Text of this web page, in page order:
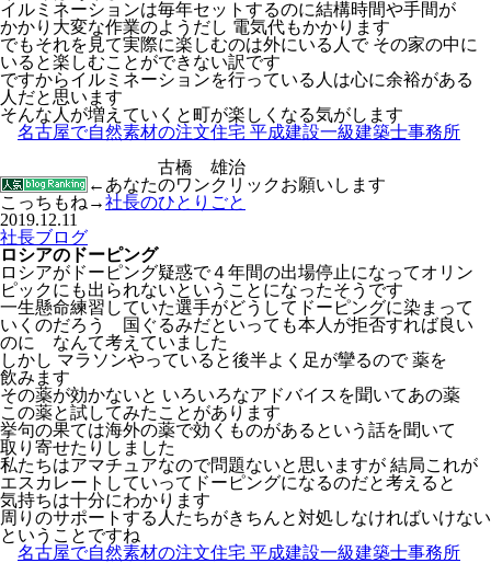
イルミネーションは毎年セットするのに結構時間や手間が
かかり大変な作業のようだし 電気代もかかります
でもそれを見て実際に楽しむのは外にいる人で その家の中に
いると楽しむことができない訳です
ですからイルミネーションを行っている人は心に余裕がある
人だと思います
そんな人が増えていくと町が楽しくなる気がします
名古屋で自然素材の注文住宅 平成建設一級建築士事務所
古橋 雄治
←あなたのワンクリックお願いします
こっちもね→社長のひとりごと
2019.12.11
社長ブログ
ロシアのドーピング
ロシアがドーピング疑惑で４年間の出場停止になってオリン
ピックにも出られないということになったそうです
一生懸命練習していた選手がどうしてドーピングに染まって
いくのだろう 国ぐるみだといっても本人が拒否すれば良い
のに なんて考えていました
しかし マラソンやっていると後半よく足が攣るので 薬を
飲みます
その薬が効かないと いろいろなアドバイスを聞いてあの薬
この薬と試してみたことがあります
挙句の果ては海外の薬で効くものがあるという話を聞いて
取り寄せたりしました
私たちはアマチュアなので問題ないと思いますが 結局これが
エスカレートしていってドーピングになるのだと考えると
気持ちは十分にわかります
周りのサポートする人たちがきちんと対処しなければいけない
ということですね
名古屋で自然素材の注文住宅 平成建設一級建築士事務所